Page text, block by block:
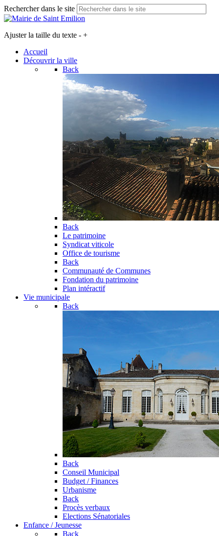
Rechercher dans le site
Ajuster la taille du texte - +
Accueil
Découvrir la ville
Back
Back
Le patrimoine
Syndicat viticole
Office de tourisme
Back
Communauté de Communes
Fondation du patrimoine
Plan intéractif
Vie municipale
Back
Back
Conseil Municipal
Budget / Finances
Urbanisme
Back
Procès verbaux
Elections Sénatoriales
Enfance / Jeunesse
Back